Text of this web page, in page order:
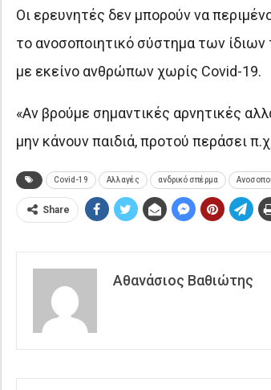
Οι ερευνητές δεν μπορούν να
το ανοσοποιητικό σύστημα των
με εκείνο ανθρώπων χωρίς Covid-19.
«Αν βρούμε σημαντικές αρνητικές
μην κάνουν παιδιά, προτού περάσει
Covid-19 Αλλαγές ανδρικό σπέρμα
Share
Αθανάσιος Βαθιώτης